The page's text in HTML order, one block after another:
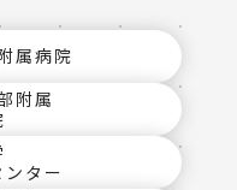
属病院
附属
ター